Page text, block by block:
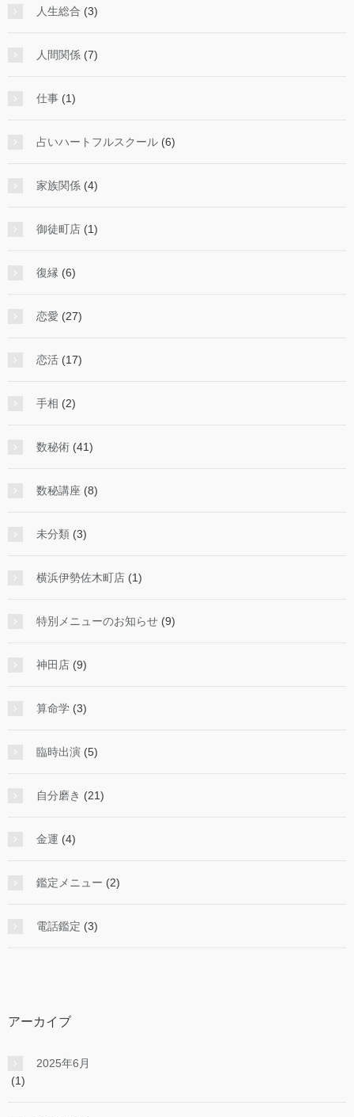
人生総合 (3)
人間関係 (7)
仕事 (1)
占いハートフルスクール (6)
家族関係 (4)
御徒町店 (1)
復縁 (6)
恋愛 (27)
恋活 (17)
手相 (2)
数秘術 (41)
数秘講座 (8)
未分類 (3)
横浜伊勢佐木町店 (1)
特別メニューのお知らせ (9)
神田店 (9)
算命学 (3)
臨時出演 (5)
自分磨き (21)
金運 (4)
鑑定メニュー (2)
電話鑑定 (3)
アーカイブ
2025年6月
(1)